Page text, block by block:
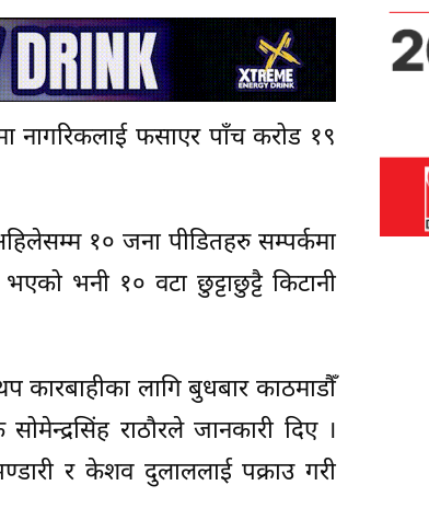
नागरिकलाई फसाएर पाँच करोड १९
१० जना पीडितहरु सम्पर्कमा
भनी १० वटा छुट्टाछुट्टै किटानी
लागि बुधबार काठमाडौँ
राठौरले जानकारी दिए ।
र केशव दुलाललाई पक्राउ गरी